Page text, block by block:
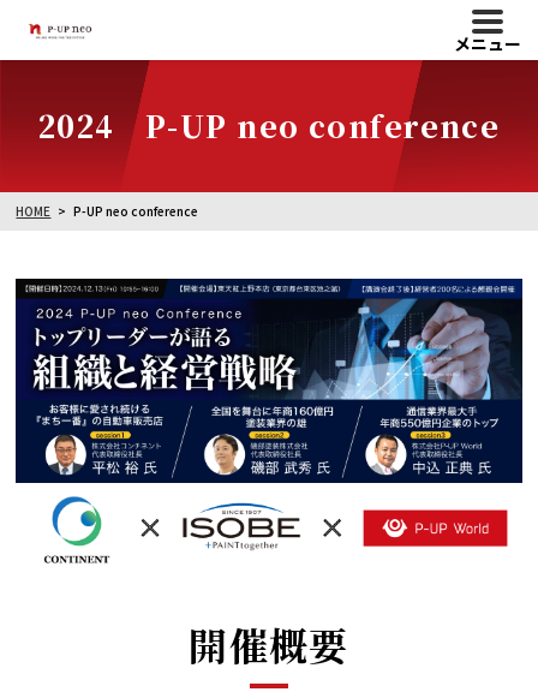
メニュー
2024 P-UP neo conference
HOME P-UP neo conference
開催概要